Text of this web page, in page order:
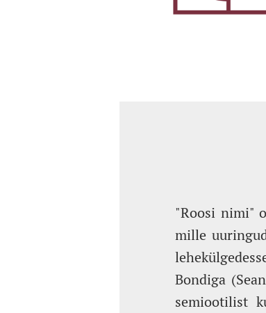
"Roosi nimi"
mille
Bondiga
semiootilist